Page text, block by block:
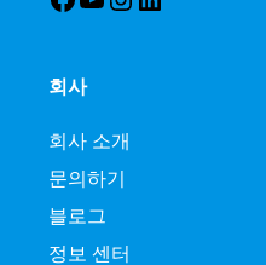
회사
회사 소개
문의하기
블로그
정보 센터